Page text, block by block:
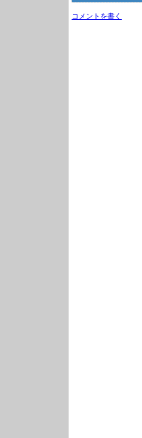
コメントを書く